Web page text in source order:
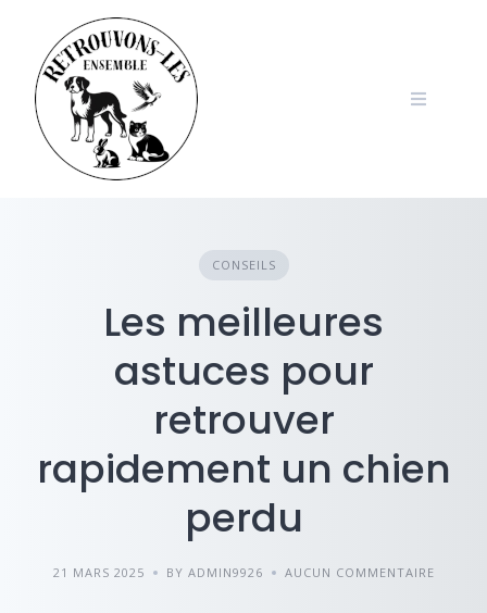
content
CONSEILS
Les meilleures
astuces pour
retrouver
rapidement un chien
perdu
21 MARS 2025 BY ADMIN9926 AUCUN COMMENTAIRE